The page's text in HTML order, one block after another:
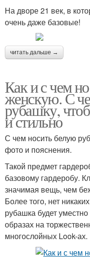
На дворе 21 век, в
очень даже базовые!
читать дальше →
Как и с чем
женскую. С
рубашку,
и стильно
С чем носить белую
фото и пояснения.
Такой предмет
базовому гардеробу.
значимая вещь, чем
Более того, нет
рубашка будет
образах на
многослойных Look-ах.